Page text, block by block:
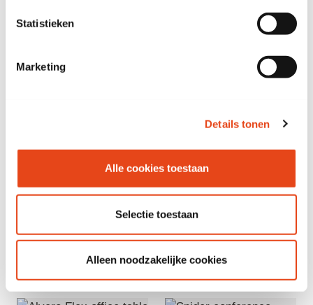
Statistieken
Marketing
Details tonen
Alle cookies toestaan
Selectie toestaan
Alleen noodzakelijke cookies
Couleur complémentaire
Kleur poot
description
Voir aussi